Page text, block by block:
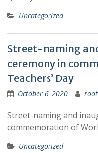
Uncategorized
Street-naming
ceremony in
Teachers’ Day
October 6, 2020 root
Street-naming and
commemoration of
Uncategorized